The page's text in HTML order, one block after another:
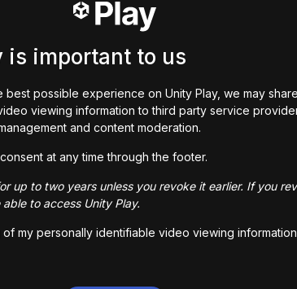
the Cat, solving mystery cases.
is important to us
best possible experience on Unity Play, we may
viewing information to third party service
and content moderation.
at any time through the footer.
up to two years unless you revoke it earlier. If you
to access Unity Play.
my personally identifiable video viewing